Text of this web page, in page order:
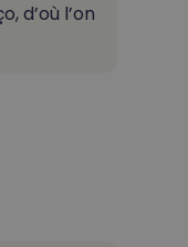
d’où l’on